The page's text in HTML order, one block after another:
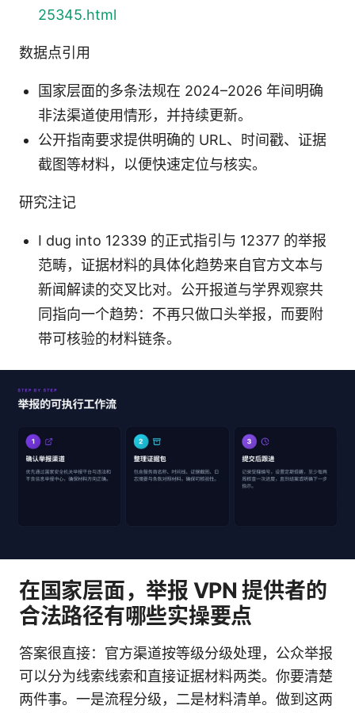
25345.html
数据点引用
国家层面的多条法规在 2024–2026 年间明确
非法渠道使用情形，并持续更新。
公开指南要求提供明确的 URL、时间戳、证据
截图等材料，以便快速定位与核实。
研究注记
I dug into 12339 的正式指引与 12377 的举报
范畴，证据材料的具体化趋势来自官方文本与
新闻解读的交叉比对。公开报道与学界观察共
同指向一个趋势：不再只做口头举报，而要附
带可核验的材料链条。
在国家层面，举报 VPN 提供者的
合法路径有哪些实操要点
答案很直接：官方渠道按等级分级处理，公众举报
可以分为线索线索和直接证据材料两类。你要清楚
两件事。一是流程分级，二是材料清单。做到这两